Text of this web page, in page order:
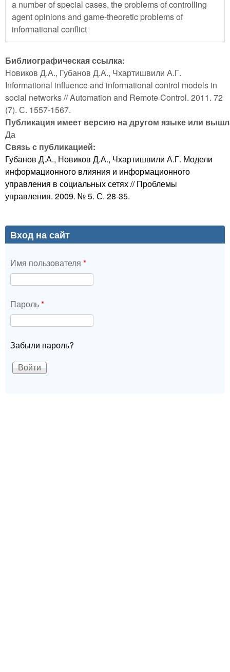
a number of special cases, the problems of controlling
agent opinions and game-theoretic problems of
informational conflict
Библиографическая ссылка:
Новиков Д.А., Губанов Д.А., Чхартишвили А.Г.
Informational influence and informational control models in
social networks // Automation and Remote Control. 2011. 72
(7). С. 1557-1567.
Публикация имеет версию на другом языке или
Да
Связь с публикацией:
Губанов Д.А., Новиков Д.А., Чхартишвили А.Г. Модели
информационного влияния и информационного
управления в социальных сетях // Проблемы
управления. 2009. № 5. С. 28-35.
Вход на сайт
Имя пользователя *
Пароль*
Забыли пароль?